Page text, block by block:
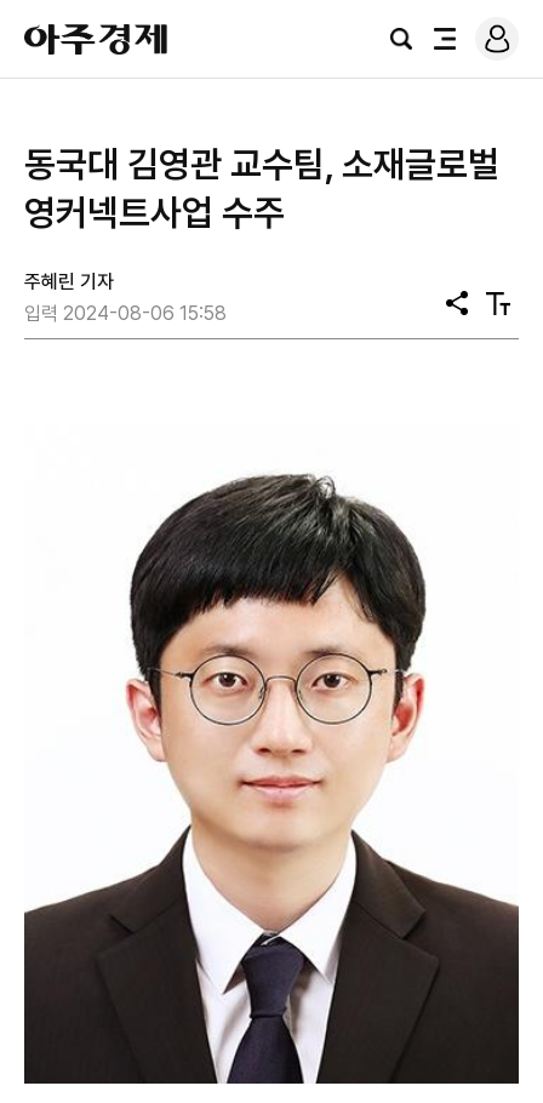
아
주
경
검
전
로
그
동국대 김영관 교수팀, 소재글로벌
영커넥트사업 수주
주혜린 기자
입력 2024-08-06 15:58
공
유
텍
스